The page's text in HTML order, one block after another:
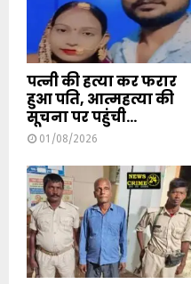
पत्नी की हत्या कर फरार
हुआ पति, आत्महत्या की
सूचना पर पहुंची...
01/08/2026